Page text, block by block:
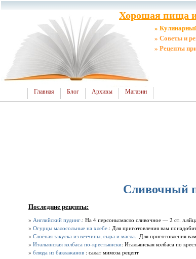
Хорошая пища
»
» Советы и
» Рецепты
Главная Блог Архивы Магазин
Сливочный
Последние рецепты:
» Английский пудинг. : На 4 персоны:масло сливочное — 2 ст.
» Огурцы малосольные на хлебе. : Для приготовления вам
» Слоёная закуска из ветчины, сыра и масла. : Для приготовления
» Итальянская колбаса по-крестьянски: Итальянская колбаса по
» блюда из баклажанов : салат мимоза рецепт